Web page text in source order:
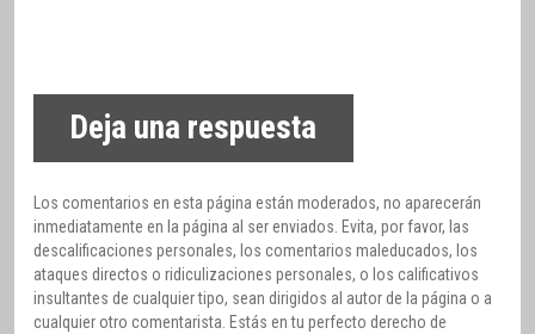
Deja una respuesta
Los comentarios en esta página están moderados, no aparecerán
inmediatamente en la página al ser enviados. Evita, por favor, las
descalificaciones personales, los comentarios maleducados, los
ataques directos o ridiculizaciones personales, o los calificativos
insultantes de cualquier tipo, sean dirigidos al autor de la página o a
cualquier otro comentarista. Estás en tu perfecto derecho de